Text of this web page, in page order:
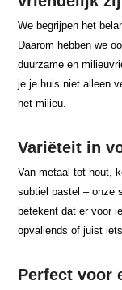
We begrijpen het
Daarom hebben we
duurzame en
je je huis niet alleen
het milieu.
Variëteit in
Van metaal tot hout,
subtiel pastel – onze
betekent dat er voor
opvallends of juist
Perfect voor